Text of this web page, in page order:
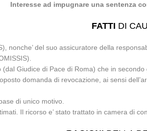
Interesse ad impugnare una sentenza
FATTI DI
nonche’ del suo assicuratore della
Giudice di Pace di Roma) che in secondo
domanda di revocazione, ai sensi
di unico motivo.
Il ricorso e’ stato trattato in camera di